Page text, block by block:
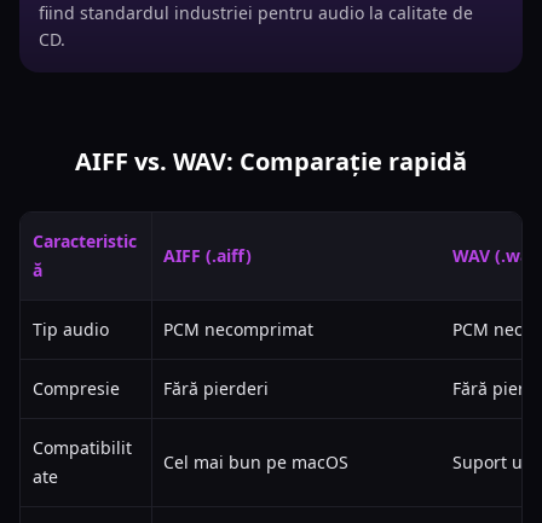
fiind standardul industriei pentru audio la calitate de
CD.
AIFF vs. WAV: Comparație rapidă
Caracteristic
ă
AIFF (.aiff) WAV
Tip audio PCM necomprimat PCM
Compresie Fără pierderi Fără
Compatibilit
ate
Cel mai bun pe macOS Suport